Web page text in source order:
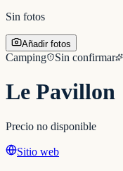
Sin fotos
Añadir fotos
Camping Sin confirmar
Le Pavillon
Precio no disponible
Sitio web